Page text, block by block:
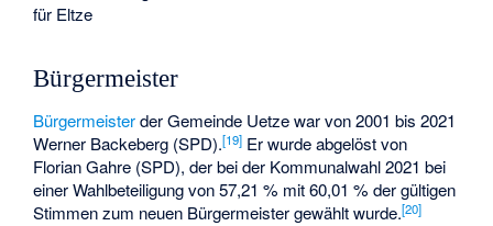
für Eltze
Bürgermeister
Bürgermeisterder Gemeinde Uetze war von 2001 bis 2021
Werner Backeberg (SPD).[19] Er wurde abgelöst von
Florian Gahre (SPD), der bei der Kommunalwahl 2021 bei
einer Wahlbeteiligung von 57,21 % mit 60,01 % der gültigen
Stimmen zum neuen Bürgermeister gewählt wurde.[20]